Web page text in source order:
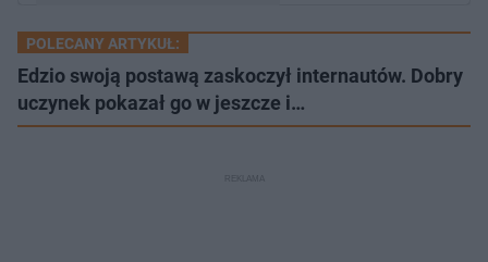
Post udostępniony przez Mikołaj Roznerski (@mroznerski)
POLECANY ARTYKUŁ:
Edzio swoją postawą zaskoczył internautów. Dobry
uczynek pokazał go w jeszcze i…